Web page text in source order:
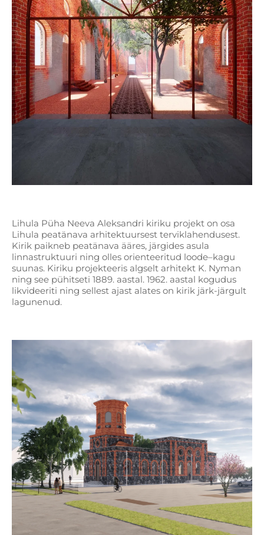
Lihula Püha Neeva Aleksandri kiriku projekt on osa
Lihula peatänava arhitektuursest terviklahendusest.
Kirik paikneb peatänava ääres, järgides asula
linnastruktuuri ning olles orienteeritud loode–kagu
suunas. Kiriku projekteeris algselt arhitekt K. Nyman
ning see pühitseti 1889. aastal. 1962. aastal kogudus
likvideeriti ning sellest ajast alates on kirik järk-järgult
lagunenud.